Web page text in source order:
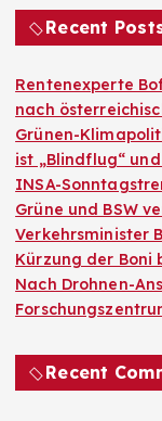
Recent
Rentenexperte
nach
Grünen-
ist „Blindflug“
INSA-
Grüne und BSW
Verkehrsminister
Kürzung der Boni
Nach Drohnen-
Recent